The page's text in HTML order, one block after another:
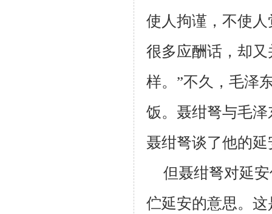
使人拘谨，不使
很多应酬话，却
样。”不久，毛泽
饭。聂绀弩与毛
聂绀弩谈了他的
但聂绀弩对延
伫延安的意思。